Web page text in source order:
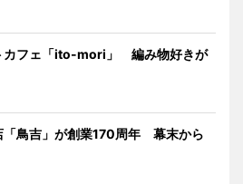
カフェ「ito-mori」 編み物好きが
「鳥吉」が創業170周年 幕末から